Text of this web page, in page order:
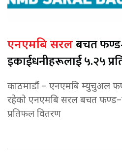
एनएमबि सरलबचत
इकाईधनीहरूलाई ५.२५
काठमाडौं – एनएमबि म्युचुअल
रहेको एनएमबि सरल बचत
प्रतिफल वितरण